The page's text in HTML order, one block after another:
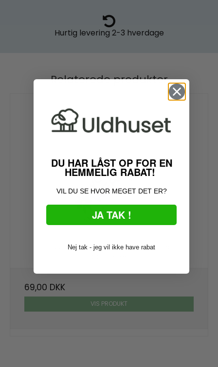
Hurtig levering 2-3 hverdage
Relaterede produkter
Footies - Summer Edition Merinould
69,00 DKK
VIS PRODUKT
DU HAR LÅST OP FOR EN
HEMMELIG RABAT!
VIL DU SE HVOR MEGET DET ER?
JA TAK !
Nej tak - jeg vil ikke have rabat